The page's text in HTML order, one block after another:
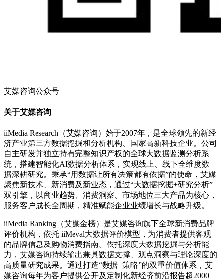
艾媒咨询公众号
关于艾媒咨询
iiMedia Research（艾媒咨询）始于2007年，是全球领先的新经
济产业第三方数据挖掘和分析机构、国家高新科技企业。公司
自主研发并独立持有完整知识产权的全球大数据监测分析系
统，搭建智能化AI数据分析体系，实现线上、线下全维度数
据深耕研究。秉承“用数据让所有决策都有依据”的使命，艾媒
聚焦新技术、新消费及新业态，通过“大数据挖掘+研究分析”
双引擎，以商业趋势、消费洞察、市场地位三大产品为核心，
服务客户成长全周期，精准赋能企业业绩增长与战略升级。
iiMedia Ranking（艾媒金榜）是艾媒咨询旗下全球新消费品牌
评价机构，依托 iiMeval大数据评价模型，为消费者提供客观
的品牌信息及购物消费指南。依托深度大数据挖掘与分析能
力，艾媒咨询持续输出兼具数据支撑、观点洞察与理论深度的
高质量研究成果。通过打造“数据+策略”的双重价值体系，艾
媒咨询每年为客户提供公开及定制化新经济前沿报告超2000